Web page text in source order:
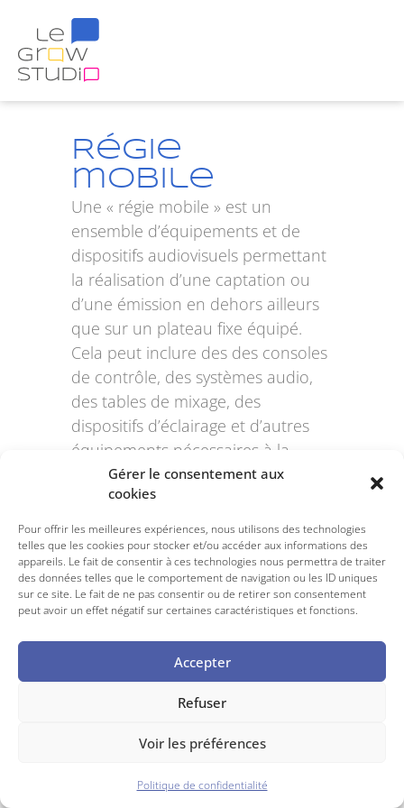
Gérer le consentement aux
cookies
Pour offrir les meilleures expériences, nous utilisons des technologies
telles que les cookies pour stocker et/ou accéder aux informations des
appareils. Le fait de consentir à ces technologies nous permettra de traiter
des données telles que le comportement de navigation ou les ID uniques
sur ce site. Le fait de ne pas consentir ou de retirer son consentement
peut avoir un effet négatif sur certaines caractéristiques et fonctions.
Accepter
Refuser
Voir les préférences
Politique de confidentialité
Régie
mobile
Une « régie mobile » est un
ensemble d’équipements et de
dispositifs audiovisuels permettant
la réalisation d’une captation ou
d’une émission en dehors ailleurs
que sur un plateau fixe équipé.
Cela peut inclure des des consoles
de contrôle, des systèmes audio,
des tables de mixage, des
dispositifs d’éclairage et d’autres
équipements nécessaires à la
production et à la gestion
technique de ce type de
production en dehors où il serait
installés de manière permanente,
dans une « régie fixe ».
« Back to Glossary Index